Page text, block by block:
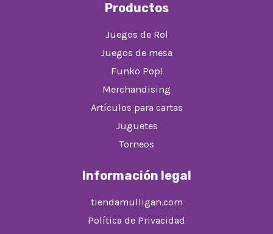
Productos
Juegos de Rol
Juegos de mesa
Funko Pop!
Merchandising
Artículos para cartas
Juguetes
Torneos
Información legal
tiendamulligan.com
Política de Privacidad